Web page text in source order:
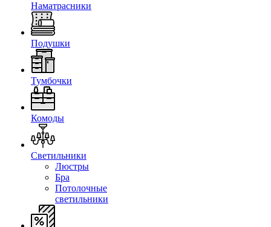
Наматрасники
Подушки
Тумбочки
Комоды
Светильники
Люстры
Бра
Потолочные
светильники